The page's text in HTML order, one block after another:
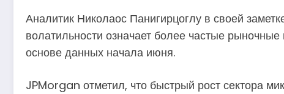
Аналитик Николаос Панигирцоглу в своей
волатильности означает более частые
основе данных начала июня.
JPMorgan отметил, что быстрый рост сектора